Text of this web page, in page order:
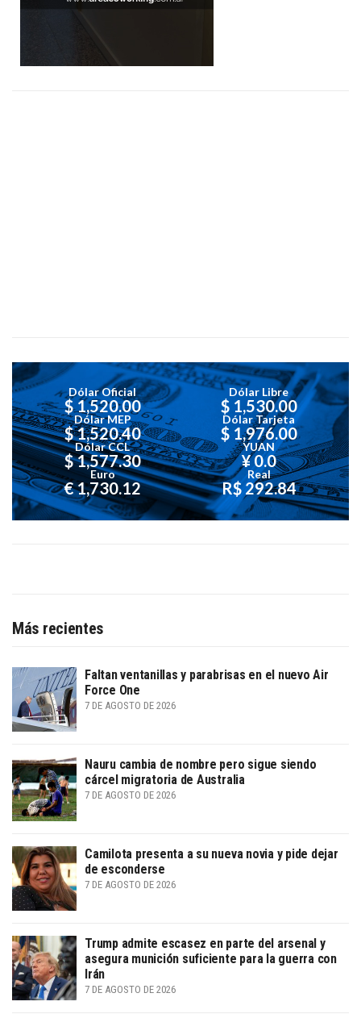
Dólar Oficial
$ 1,520.00
Dólar Libre
$ 1,530.00
Dólar MEP
$ 1,520.40
Dólar Tarjeta
$ 1,976.00
Dólar CCL
$ 1,577.30
YUAN
¥ 0.0
Euro
€ 1,730.12
Real
R$ 292.84
Más recientes
Faltan ventanillas y parabrisas en el nuevo Air
Force One
7 DE AGOSTO DE 2026
Nauru cambia de nombre pero sigue siendo
cárcel migratoria de Australia
7 DE AGOSTO DE 2026
Camilota presenta a su nueva novia y pide dejar
de esconderse
7 DE AGOSTO DE 2026
Trump admite escasez en parte del arsenal y
asegura munición suficiente para la guerra con
Irán
7 DE AGOSTO DE 2026